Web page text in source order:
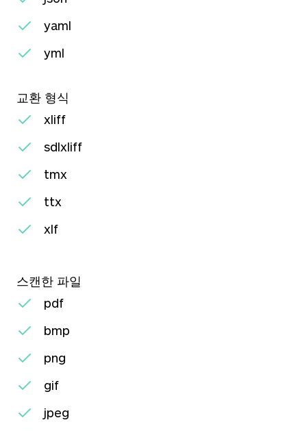
yaml
yml
교환 형식
xliff
sdlxliff
tmx
ttx
xlf
스캔한 파일
pdf
bmp
png
gif
jpeg